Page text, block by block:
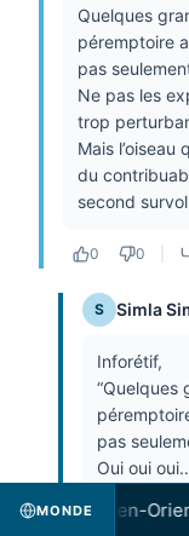
Quelques
péremptoire
pas
Ne pas les
trop
Mais
du
second
0 0
S Simla
Inforétif,
“Quelques
pas
Oui oui
“Ne pas
MONDE
- Moyen-Orient: la